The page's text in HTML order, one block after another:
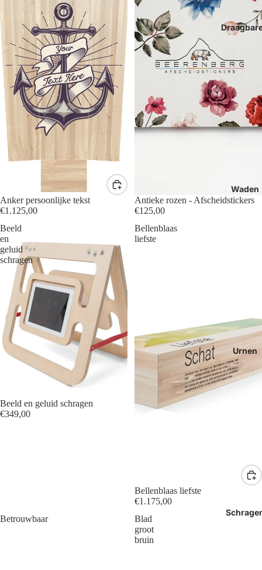
Waden
Urnen
Anker persoonlijke tekst
€1.125,00
Antieke rozen - Afscheidstickers
€125,00
Beeld
en
geluid
schragen
Beeld en geluid schragen
€349,00
Bellenblaas
liefste
Bellenblaas liefste
€1.175,00
Betrouwbaar
Blad
groot
bruin